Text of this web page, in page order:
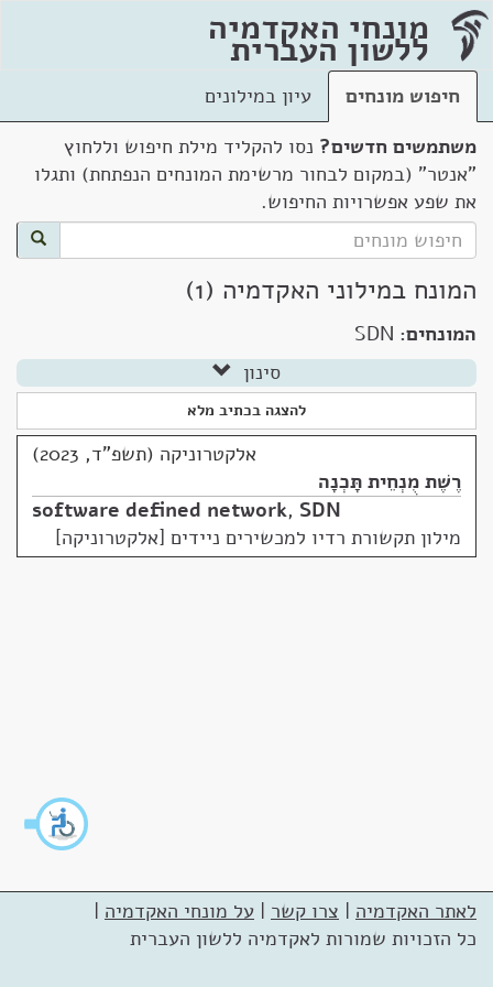
מונחי האקדמיה
ללשון העברית
חיפוש מונחים
עיון במילונים
משתמשים חדשים? נסו להקליד מילת חיפוש וללחוץ
"אנטר" (במקום לבחור מרשימת המונחים הנפתחת) ותגלו
את שפע אפשרויות החיפוש.
המונח במילוני האקדמיה (1)
המונחים: SDN
סינון
להצגה בכתיב מלא
אלקטרוניקה (תשפ"ד, 2023)
רֶשֶׁת מֻנְחֵית תָּכְנָה
software defined network, SDN
מילון תקשורת רדיו למכשירים ניידים [אלקטרוניקה]
לאתר האקדמיה | צרו קשר | על מונחי האקדמיה |
כל הזכויות שמורות לאקדמיה ללשון העברית